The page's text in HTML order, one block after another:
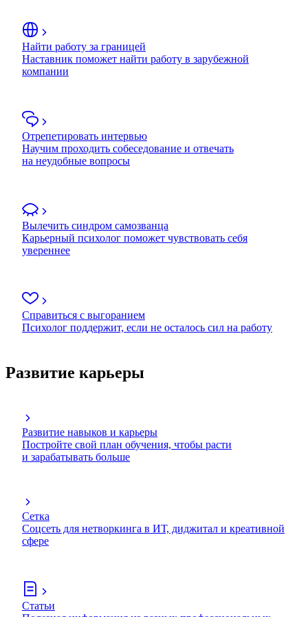
Найти работу за границей
Наставник поможет найти работу в зарубежной
компании
Отрепетировать интервью
Научим проходить собеседование и отвечать
на неудобные вопросы
Вылечить синдром самозванца
Карьерный психолог поможет чувствовать себя
увереннее
Справиться с выгоранием
Психолог поддержит, если не осталось сил на работу
Развитие карьеры
Развитие навыков и карьеры
Постройте свой план обучения, чтобы расти
и зарабатывать больше
Сетка
Соцсеть для нетворкинга в ИТ, диджитал и креативной
сфере
Статьи